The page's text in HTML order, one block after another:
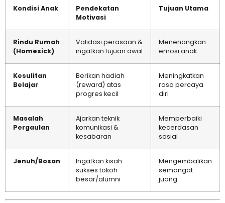
Kondisi Anak
Pendekatan
Motivasi
Tujuan Utama
Rindu Rumah
(Homesick)
Validasi perasaan &
ingatkan tujuan awal
Menenangkan
emosi anak
Kesulitan
Belajar
Berikan hadiah
(reward) atas
progres kecil
Meningkatkan
rasa percaya
diri
Masalah
Pergaulan
Ajarkan teknik
komunikasi &
kesabaran
Memperbaiki
kecerdasan
sosial
Jenuh/Bosan
Ingatkan kisah
sukses tokoh
besar/alumni
Mengembalikan
semangat
juang